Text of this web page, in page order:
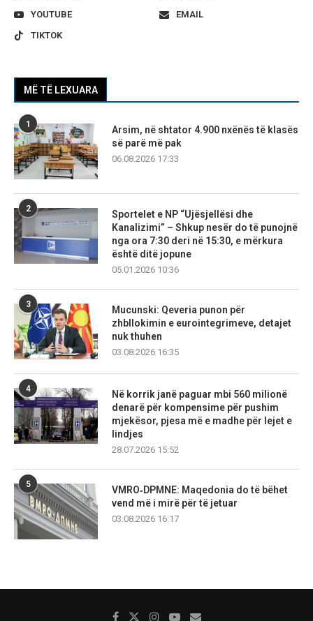
YOUTUBE
EMAIL
TIKTOK
MË TË LEXUARA
1
Arsim, në shtator 4.900 nxënës të klasës
së parë më pak
06.08.2026 17:33
2
Sportelet e NP “Ujësjellësi dhe
Kanalizimi” – Shkup nesër do të punojnë
nga ora 7:30 deri në 15:30, e mërkura
është ditë jopune
05.01.2026 10:36
3
Mucunski: Qeveria punon për
zhbllokimin e eurointegrimeve, detajet
nuk thuhen
03.08.2026 16:35
4
Në korrik janë paguar mbi 560 milionë
denarë për kompensime për pushim
mjekësor, pjesa më e madhe për lejet e
lindjes
28.07.2026 15:52
5
VMRO‑DPMNE: Maqedonia do të bëhet
vend më i mirë për të jetuar
03.08.2026 16:17